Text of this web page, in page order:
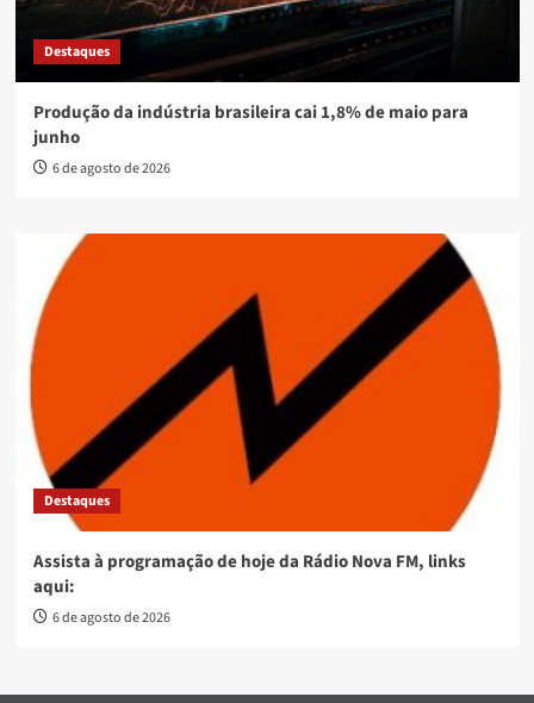
Destaques
Produção da indústria brasileira cai 1,8% de maio para
junho
6 de agosto de 2026
Destaques
Assista à programação de hoje da Rádio Nova FM, links
aqui:
6 de agosto de 2026